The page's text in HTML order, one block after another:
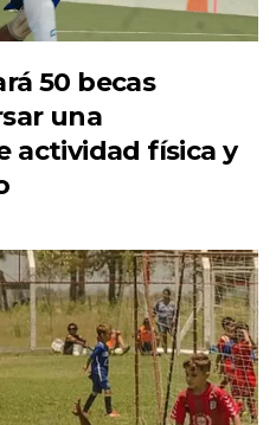
50 becas
una
actividad física y